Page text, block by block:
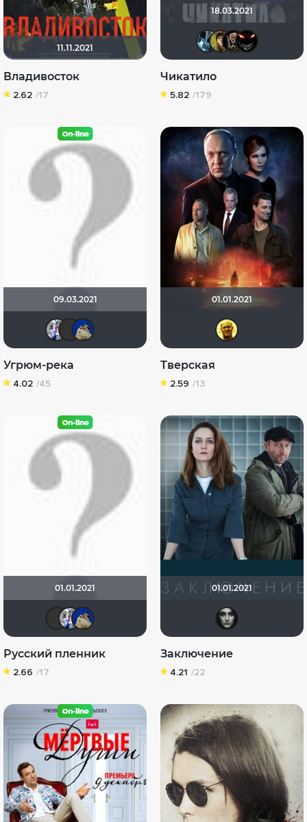
11.11.2021
Владивосток
2.62 /17
18.03.2021
Чикатило
5.82 /179
09.03.2021
Aleksandrorthodoxmonarchy
Угрюм-река
4.02 /45
01.01.2021
Тверская
2.59 /13
01.01.2021
Русский пленник
2.66 /17
01.01.2021
Заключение
4.21 /22